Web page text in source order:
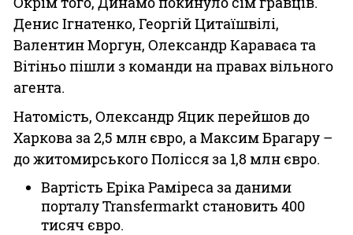
Денис Ігнатенко, Георгій Цитаїшвілі,
Валентин Моргун, Олександр Караваєа та
Вітіньо пішли з команди на правах вільного
агента.
Натомість, Олександр Яцик перейшов до
Харкова за 2,5 млн євро, а Максим Брагару –
до житомирського Полісся за 1,8 млн євро.
Вартість Еріка Раміреса за даними
порталу Transfermarkt становить 400
тисяч євро.